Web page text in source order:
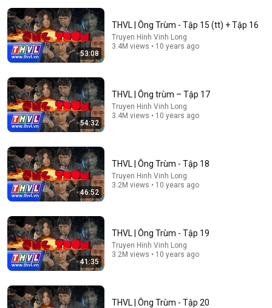
Trương Văn Hùng: Thằng Con "Trời Đánh" Của Năm
Cam Và Sự Thật Chưa Từng Được Kể
Hồ Sơ Bóng Tối • 125K views
53:08
THVL | Ông Trùm - Tập 15 (tt) + Tập 16
Truyen Hinh Vinh Long
3.4M views • 10 years ago
54:32
THVL | Ông trùm – Tập 17
Truyen Hinh Vinh Long
3.4M views • 10 years ago
46:52
THVL | Ông Trùm - Tập 18
Truyen Hinh Vinh Long
3.2M views • 10 years ago
41:35
THVL | Ông Trùm - Tập 19
Truyen Hinh Vinh Long
3.2M views • 10 years ago
THVL | Ông Trùm - Tập 20